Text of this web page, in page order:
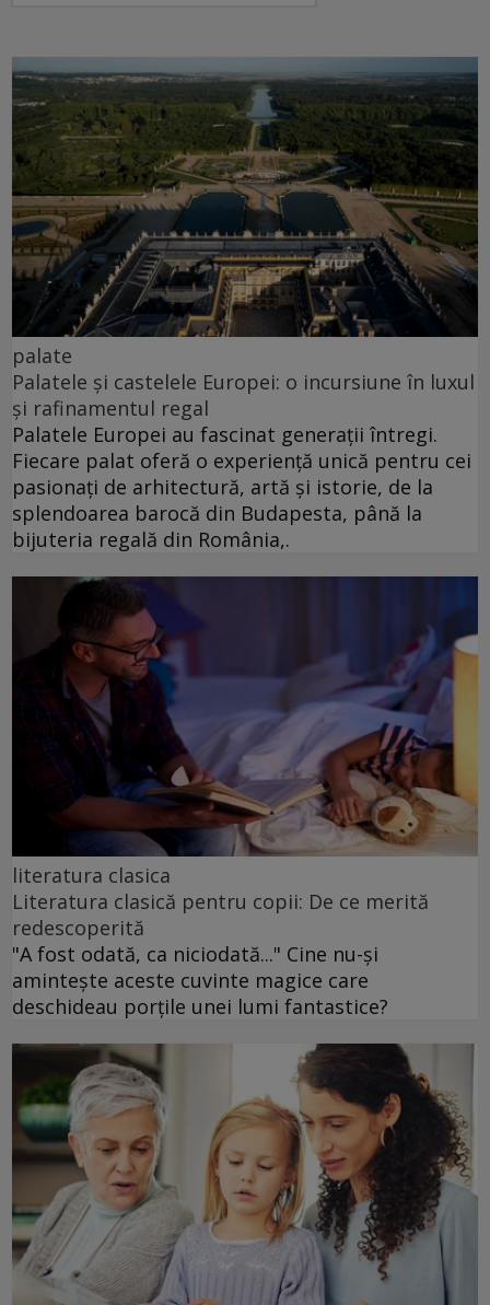
palate
Palatele și castelele Europei: o incursiune în luxul
și rafinamentul regal
Palatele Europei au fascinat generații întregi.
Fiecare palat oferă o experiență unică pentru cei
pasionați de arhitectură, artă și istorie, de la
splendoarea barocă din Budapesta, până la
bijuteria regală din România,.
literatura clasica
Literatura clasică pentru copii: De ce merită
redescoperită
"A fost odată, ca niciodată..." Cine nu-și
amintește aceste cuvinte magice care
deschideau porțile unei lumi fantastice?